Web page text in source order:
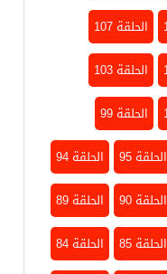
الحلقة 107
الحلقة 103
الحلقة 99
الحلقة 95
الحلقة 94
الحلقة 90
الحلقة 89
الحلقة 85
الحلقة 84